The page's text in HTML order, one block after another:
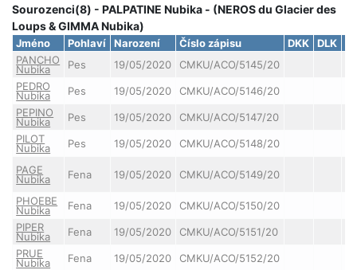
Sourozenci(8) - PALPATINE Nubika - (NEROS du Glacier des
Loups & GIMMA Nubika)
Jméno Pohlaví Narození Číslo zápisu DKK DLK
PANCHO
Nubika Pes 19/05/2020
CMKU/ACO/5145/20
PEDRO
Nubika Pes 19/05/2020
CMKU/ACO/5146/20
PEPINO
Nubika Pes 19/05/2020
CMKU/ACO/5147/20
PILOT
Nubika Pes 19/05/2020 CMKU/ACO/5148/20
PAGE
Nubika Fena 19/05/2020 CMKU/ACO/5149/20
PHOEBE
Nubika Fena 19/05/2020
CMKU/ACO/5150/20
PIPER
Nubika Fena 19/05/2020
CMKU/ACO/5151/20
PRUE
Nubika Fena 19/05/2020 CMKU/ACO/5152/20